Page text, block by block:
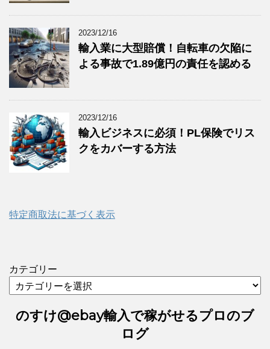
2023/12/16
輸入業に大型賠償！自転車の欠陥に
よる事故で1.89億円の責任を認める
2023/12/16
輸入ビジネスに必須！PL保険でリス
クをカバーする方法
特定商取法に基づく表示
カテゴリー
のすけ@ebay輸入で稼がせるプロのブ
ログ